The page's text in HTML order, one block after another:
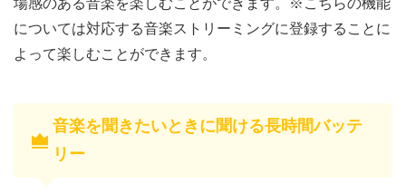
場感のある音楽を楽しむことができます。※こちらの機能
については対応する音楽ストリーミングに登録することに
よって楽しむことができます。
音楽を聞きたいときに聞ける長時間バッテ
リー